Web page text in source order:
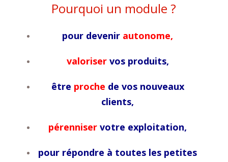
Pourquoi un module ?
pour devenir autonome,
valoriservos produits,
être proche de vos nouveaux
clients,
pérenniser votre exploitation,
pour répondre à toutes les petites